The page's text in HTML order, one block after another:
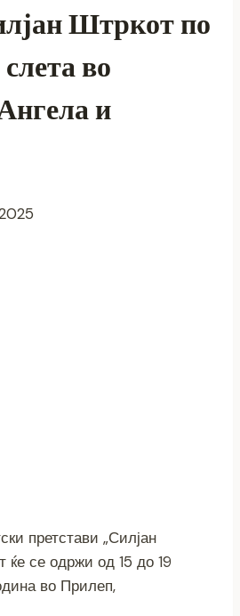
Штркот по
во
и
претстави „Силјан
ќе се одржи од 15 до 19
во Прилеп,